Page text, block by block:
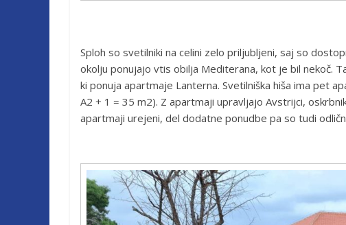
Sploh so svetilniki na celini zelo priljubljeni, saj so
okolju ponujajo vtis obilja Mediterana, kot je bil nekoč.
ki ponuja apartmaje Lanterna. Svetilniška hiša ima pet
A2 + 1 = 35 m2). Z apartmaji upravljajo Avstrijci,
apartmaji urejeni, del dodatne ponudbe pa so tudi